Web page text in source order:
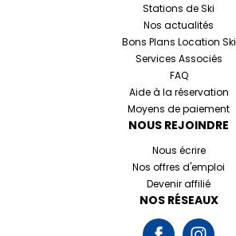
Stations de Ski
Nos actualités
Bons Plans Location Ski
Services Associés
FAQ
Aide à la réservation
Moyens de paiement
NOUS REJOINDRE
Nous écrire
Nos offres d'emploi
Devenir affilié
NOS RÉSEAUX